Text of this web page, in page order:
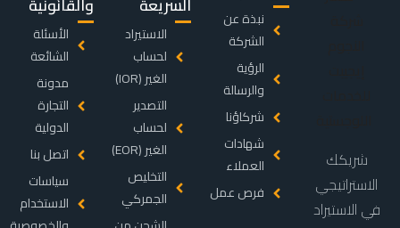
شريكك
الاستراتيجي
في الاستيراد
نبذة عن
الشركة
الرؤية
والرسالة
شركاؤنا
شهادات
العملاء
فرص عمل
الاستيراد
لحساب
الغير (IOR)
التصدير
لحساب
الغير (EOR)
التخليص
الجمركي
الأسئلة
الشائعة
مدونة
التجارة
الدولية
اتصل بنا
سياسات
الاستخدام